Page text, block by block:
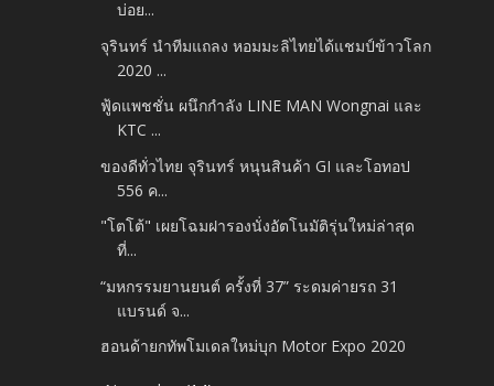
บ่อย...
จุรินทร์ นำทีมแถลง หอมมะลิไทยได้แชมป์ข้าวโลก
2020 ...
ฟู้ดแพชชั่น ผนึกกำลัง LINE MAN Wongnai และ
KTC ...
ของดีทั่วไทย จุรินทร์ หนุนสินค้า GI และโอทอป
556 ค...
"โตโต้" เผยโฉมฝารองนั่งอัตโนมัติรุ่นใหม่ล่าสุด
ที่...
“มหกรรมยานยนต์ ครั้งที่ 37” ระดมค่ายรถ 31
แบรนด์ จ...
ฮอนด้ายกทัพโมเดลใหม่บุก Motor Expo 2020